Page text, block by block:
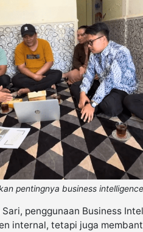
pentingnya business
penggunaan Business
internal, tetapi juga